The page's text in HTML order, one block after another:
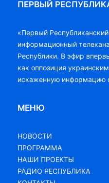
ПЕРВЫЙ
«Первый
информационный
Республики. В эфир
как оппозиция
искаженную информацию
МЕНЮ
НОВОСТИ
ПРОГРАММА
НАШИ ПРОЕКТЫ
РАДИО РЕСПУБЛИКА